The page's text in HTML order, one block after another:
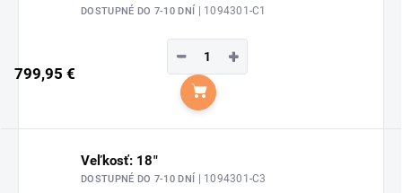
DOSTUPNÉ DO 7-10 DNÍ | 1094301-C1
799,95 €
+
−
Do košíka
Veľkosť: 18"
DOSTUPNÉ DO 7-10 DNÍ | 1094301-C3